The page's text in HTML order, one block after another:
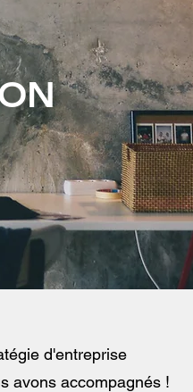
d'entreprise
avons accompagnés !